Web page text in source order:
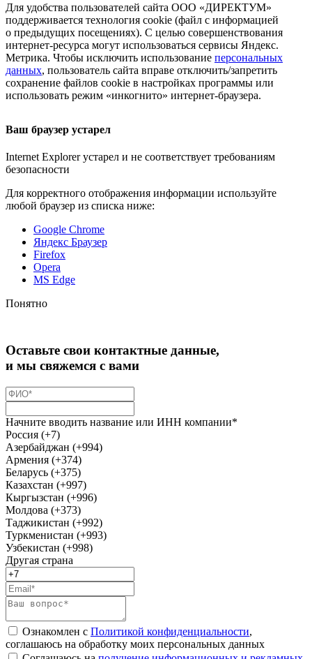
Для удобства пользователей сайта ООО «ДИРЕКТУМ»
поддерживается технология cookie (файл с информацией
о предыдущих посещениях). С целью совершенствования
интернет-ресурса могут использоваться сервисы Яндекс.
Метрика. Чтобы исключить использование персональных
данных, пользователь сайта вправе отключить/запретить
сохранение файлов cookie в настройках программы или
использовать режим «инкогнито» интернет-браузера.
Ваш браузер устарел
Internet Explorer устарел и не соответствует требованиям
безопасности
Для корректного отображения информации используйте
любой браузер из списка ниже:
Google Chrome
Яндекс Браузер
Firefox
Opera
MS Edge
Понятно
Оставьте свои контактные данные,
и мы свяжемся с вами
Начните вводить название или ИНН компании*
Россия (+7)
Азербайджан (+994)
Армения (+374)
Беларусь (+375)
Казахстан (+997)
Кыргызстан (+996)
Молдова (+373)
Таджикистан (+992)
Туркменистан (+993)
Узбекистан (+998)
Другая страна
Ознакомлен с Политикой конфиденциальности,
соглашаюсь на обработку моих персональных данных